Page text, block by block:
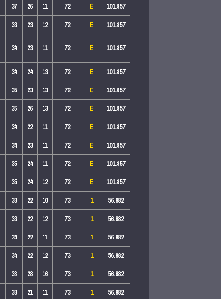
37 26 11 72 E
101.857
33 23 12 72 E
101.857
34 23 11 72 E
101.857
34 24 13 72 E
101.857
35 23 13 72 E
101.857
36 26 13 72 E
101.857
34 22 11 72 E
101.857
34 23 11 72 E
101.857
35 24 11 72 E
101.857
35 24 12 72 E
101.857
33 22 10 73 1
56.882
33 22 12 73 1
56.882
34 22 11 73 1
56.882
34 22 12 73 1
56.882
38 28 16 73 1
56.882
33 21 11 73 1 56.882